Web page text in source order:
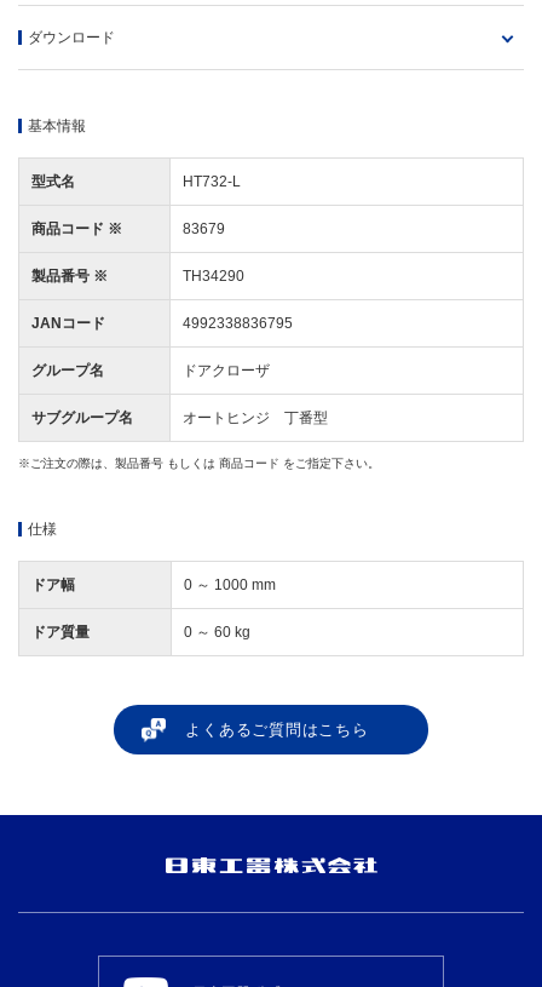
ダウンロード
基本情報
型式名 HT732-L
商品コード ※ 83679
製品番号 ※ TH34290
JANコード 4992338836795
グループ名 ドアクローザ
サブグループ名 オートヒンジ 丁番型
※​ ご注文の際は、製品番号 もしくは 商品コード をご指定下さい。
仕様
ドア幅 0 ～ 1000 mm
ドア質量 0 ～ 60 kg
よくあるご質問はこちら